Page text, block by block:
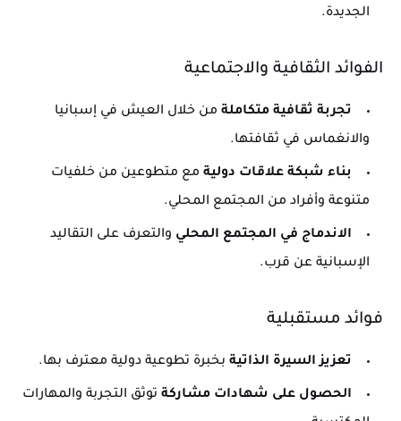
الجديدة.
الفوائد الثقافية والاجتماعية
تجربة ثقافية متكاملة من خلال العيش في إسبانيا
والانغماس في ثقافتها.
بناء شبكة علاقات دولية مع متطوعين من خلفيات
متنوعة وأفراد من المجتمع المحلي.
الاندماج في المجتمع المحلي والتعرف على التقاليد
الإسبانية عن قرب.
فوائد مستقبلية
تعزيز السيرة الذاتية بخبرة تطوعية دولية معترف بها.
الحصول على شهادات مشاركة توثق التجربة والمهارات